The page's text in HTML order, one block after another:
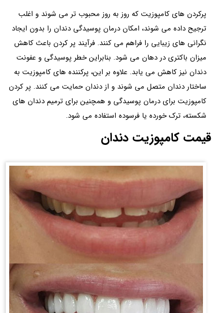
پرکردن های کامپوزیت که روز به روز محبوب تر می شوند و اغلب
ترجیح داده می شوند، امکان درمان پوسیدگی دندان را بدون ایجاد
نگرانی های زیبایی را فراهم می کنند. فرآیند پر کردن باعث کاهش
میزان باکتری در دهان می شود. بنابراین خطر پوسیدگی و عفونت
دندان نیز کاهش می یابد. علاوه بر این، پرکننده های کامپوزیت به
ساختار دندان متصل می شوند و از دندان حمایت می کنند. پر کردن
کامپوزیت برای درمان پوسیدگی و همچنین برای ترمیم دندان های
شکسته، ترک خورده یا فرسوده استفاده می شود.
قیمت کامپوزیت دندان